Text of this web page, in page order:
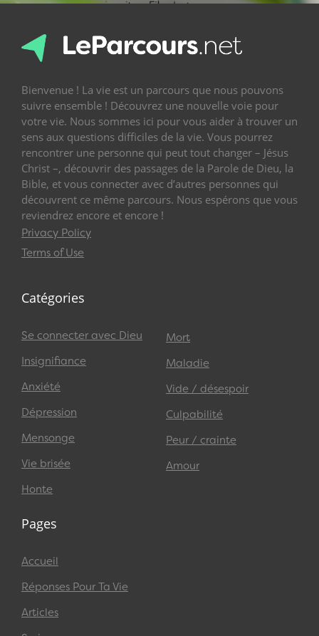
Bienvenue ! La vie est un parcours que nous pouvons
suivre ensemble ! Découvrez une nouvelle voie pour
votre vie. Nous sommes ici pour vous aider à trouver un
sens aux questions difficiles de la vie. Vous pourrez
rencontrer une personne qui peut tout changer – Jésus
Christ –, découvrir des passages de la Parole de Dieu, la
Bible, et vous connecter avec d’autres personnes qui
découvrent ce même parcours. Nous espérons que vous
reviendrez encore et encore !
Privacy Policy
Terms of Use
Catégories
Se connecter avec Dieu
Insignifiance
Anxiété
Dépression
Mensonge
Vie brisée
Honte
Mort
Maladie
Vide / désespoir
Culpabilité
Peur / crainte
Amour
Pages
Accueil
Réponses Pour Ta Vie
Articles